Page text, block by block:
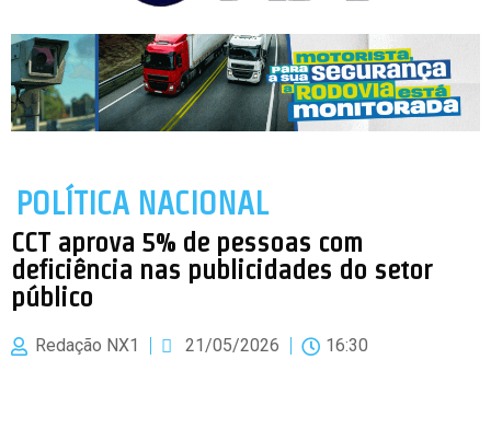
POLÍTICA NACIONAL
CCT aprova 5% de pessoas com
deficiência nas publicidades do setor
público
Redação NX1 21/05/2026 16:30